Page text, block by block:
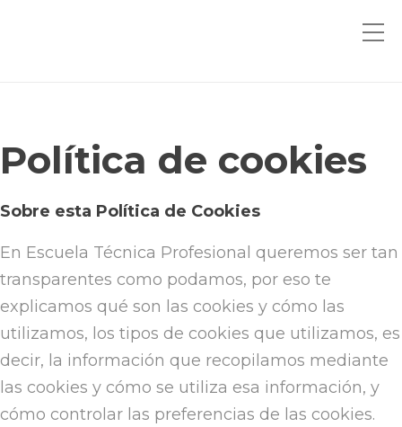
Política de cookies
Sobre esta Política de Cookies
En Escuela Técnica Profesional queremos ser tan
transparentes como podamos, por eso te
explicamos qué son las cookies y cómo las
utilizamos, los tipos de cookies que utilizamos, es
decir, la información que recopilamos mediante
las cookies y cómo se utiliza esa información, y
cómo controlar las preferencias de las cookies.